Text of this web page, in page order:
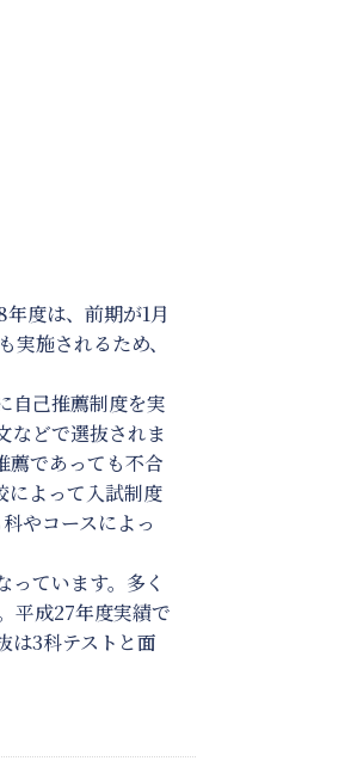
度は、前期が1月
施されるため、
自己推薦制度を実
などで選抜されま
薦であっても不合
によって入試制度
やコースによっ
っています。多く
平成27年度実績で
は3科テストと面